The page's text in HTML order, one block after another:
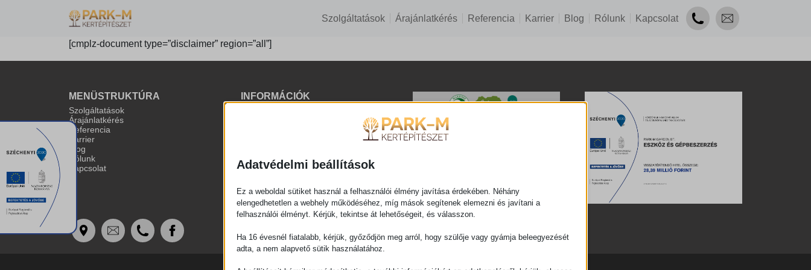
Szolgáltatások Árajánlatkérés Referencia Karrier Blog Rólunk Kapcsolat
[cmplz-document type=”disclaimer” region=”all”]
Adatvédelmi beállítások
Ez a weboldal sütiket használ a felhasználói élmény javítása érdekében. Néhány
elengedhetetlen a webhely működéséhez, míg mások segítenek elemezni és javítani a
felhasználói élményt. Kérjük, tekintse át lehetőségeit, és válasszon.
Ha 16 évesnél fiatalabb, kérjük, győződjön meg arról, hogy szülője vagy gyámja beleegyezését
adta, a nem alapvető sütik használatához.
MENÜSTRUKTÚRA
Szolgáltatások
Árajánlatkérés
Referencia
Karrier
Blog
Rólunk
Kapcsolat
INFORMÁCIÓK
© Park-M | Az Oldalt Fejlesztette: Kluge Marketing Kft. 2026